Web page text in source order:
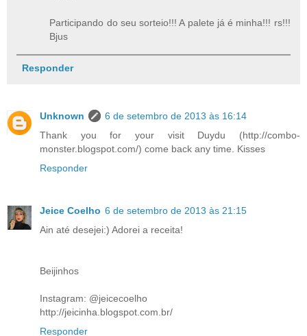
Participando do seu sorteio!!! A palete já é minha!!! rs!!!
Bjus
Responder
Unknown
6 de setembro de 2013 às 16:14
Thank you for your visit Duydu (http://combo-
monster.blogspot.com/) come back any time. Kisses
Responder
Jeice Coelho 6 de setembro de 2013 às 21:15
Ain até desejei:) Adorei a receita!
Beijinhos
Instagram: @jeicecoelho
http://jeicinha.blogspot.com.br/
Responder